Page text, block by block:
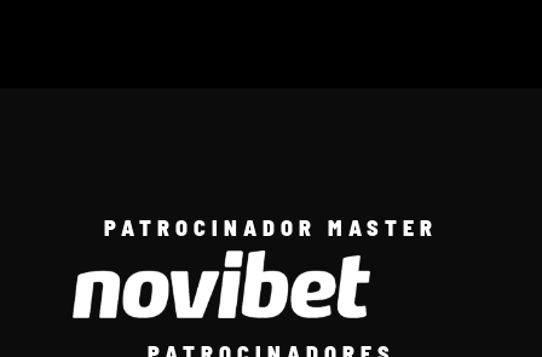
PATROCINADOR MASTER